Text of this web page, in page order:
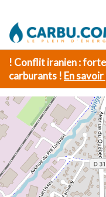
! Conflit iranien :
carburants ! En savoir